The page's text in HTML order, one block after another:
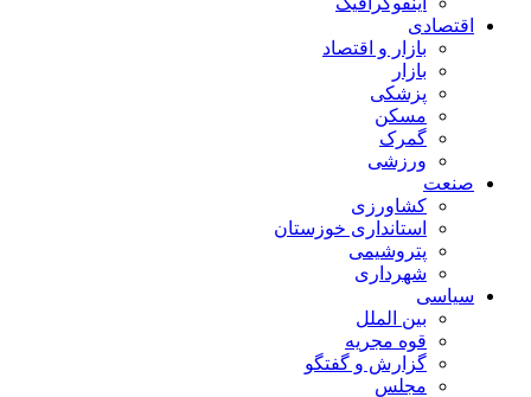
اقتصادی
بازار و اقتصاد
بازار
پزشکی
مسکن
گمرک
ورزشی
صنعت
کشاورزی
استانداری خوزستان
پتروشیمی
شهرداری
سیاسی
بین الملل
قوه مجریه
گزارش و گفتگو
مجلس